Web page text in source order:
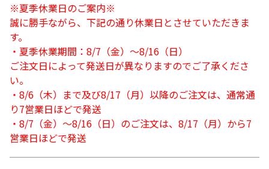
※夏季休業日のご案内※
誠に勝手ながら、下記の通り休業日とさせていただきま
す。
・夏季休業期間：8/7（金）～8/16（日）
ご注文日によって発送日が異なりますのでご了承くださ
い。
・8/6（木）まで及び8/17（月）以降のご注文は、通常通
り7営業日ほどで発送
・8/7（金）～8/16（日）のご注文は、8/17（月）から7
営業日ほどで発送